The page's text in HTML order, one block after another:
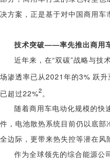
决方案，正是基于对中国商用
技术突破——率先推出商用
近年来，在“双碳”战略与技
场渗透率已从2021年的3% 跃
已超过22%2。
随着商用车电动化规模的快
件，电池散热系统目前仍以底
全边际，更带来热失控等潜在风
作为全球领先的综合能源公